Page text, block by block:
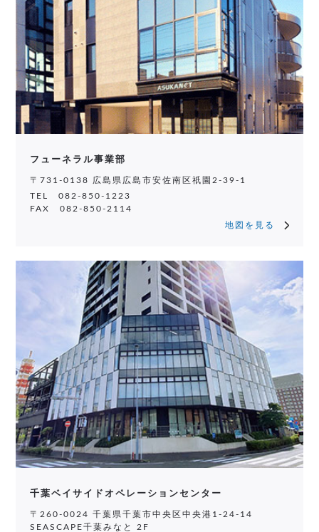
フューネラル事業部
〒731-0138 広島県広島市安佐南区祇園2-39-1
TEL 082-850-1223
FAX 082-850-2114
地図を見る
千葉ベイサイドオペレーションセンター
〒260-0024 千葉県千葉市中央区中央港1-24-14
SEASCAPE千葉みなと 2F